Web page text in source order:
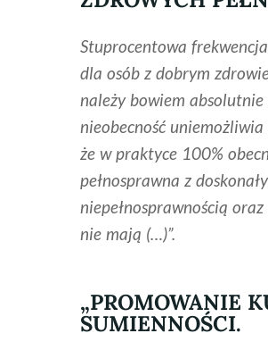
Stuprocentowa
dla osób z dobrym
należy bowiem
nieobecność
że w praktyce 100%
pełnosprawna z
niepełnosprawnością
nie mają (…)”.
„PROMOWANIE
SUMIENNOŚCI.